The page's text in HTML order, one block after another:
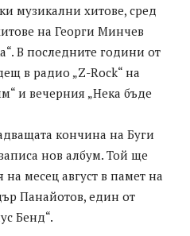
музикални хитове, сред
на Георги Минчев
В последните години от
в радио „Z-Rock“ на
и вечерния „Нека бъде
кончина на Буги
нов албум. Той ще
месец август в памет на
Панайотов, един от
Бенд“.